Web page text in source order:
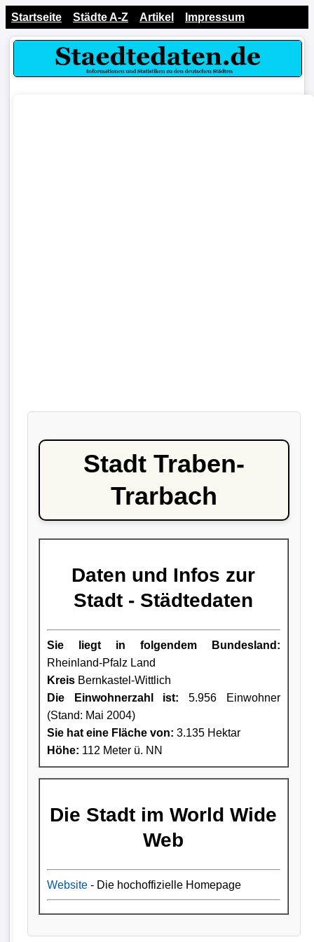
Startseite Städte A-Z Artikel Impressum
Stadt Traben-
Trarbach
Daten und Infos zur
Stadt - Städtedaten
Sie liegt in folgendem Bundesland:
Rheinland-Pfalz Land
KreisBernkastel-Wittlich
Die Einwohnerzahl ist: 5.956 Einwohner
(Stand: Mai 2004)
Sie hat eine Fläche von: 3.135 Hektar
Höhe: 112 Meter ü. NN
Die Stadt im World Wide
Web
Website- Die hochoffizielle Homepage